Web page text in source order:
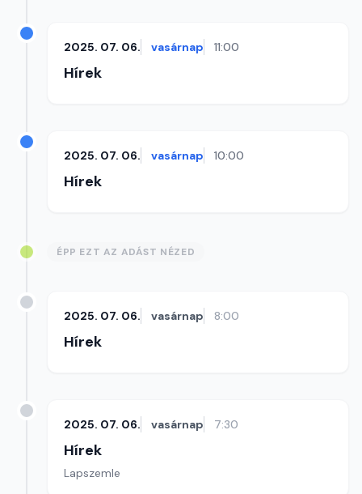
2025. 07. 06. vasárnap 11:00
Hírek
2025. 07. 06. vasárnap 10:00
Hírek
ÉPP EZT AZ ADÁST NÉZED
2025. 07. 06. vasárnap 8:00
Hírek
2025. 07. 06. vasárnap 7:30
Hírek
Lapszemle